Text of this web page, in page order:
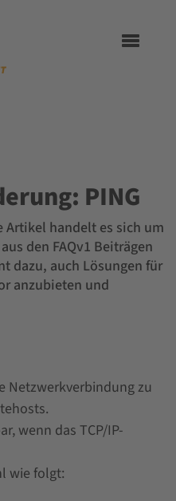
Toggle
PING
Artikel handelt es sich um
den FAQv1 Beiträgen
dazu, auch Lösungen für
anzubieten und
Netzwerkverbindung zu
wenn das TCP/IP-
wie folgt: